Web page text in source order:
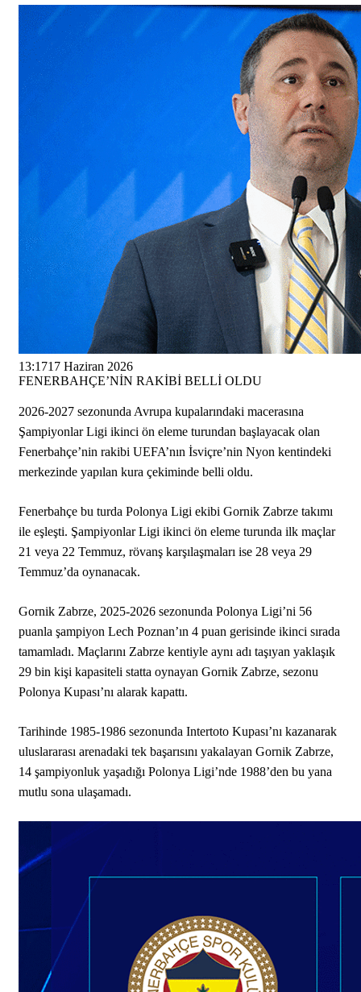
13:1717 Haziran 2026
FENERBAHÇE’NİN RAKİBİ BELLİ OLDU
2026-2027 sezonunda Avrupa kupalarındaki macerasına
Şampiyonlar Ligi ikinci ön eleme turundan başlayacak olan
Fenerbahçe’nin rakibi UEFA’nın İsviçre’nin Nyon kentindeki
merkezinde yapılan kura çekiminde belli oldu.
Fenerbahçe bu turda Polonya Ligi ekibi Gornik Zabrze takımı
ile eşleşti. Şampiyonlar Ligi ikinci ön eleme turunda ilk maçlar
21 veya 22 Temmuz, rövanş karşılaşmaları ise 28 veya 29
Temmuz’da oynanacak.
Gornik Zabrze, 2025-2026 sezonunda Polonya Ligi’ni 56
puanla şampiyon Lech Poznan’ın 4 puan gerisinde ikinci sırada
tamamladı. Maçlarını Zabrze kentiyle aynı adı taşıyan yaklaşık
29 bin kişi kapasiteli statta oynayan Gornik Zabrze, sezonu
Polonya Kupası’nı alarak kapattı.
Tarihinde 1985-1986 sezonunda Intertoto Kupası’nı kazanarak
uluslararası arenadaki tek başarısını yakalayan Gornik Zabrze,
14 şampiyonluk yaşadığı Polonya Ligi’nde 1988’den bu yana
mutlu sona ulaşamadı.